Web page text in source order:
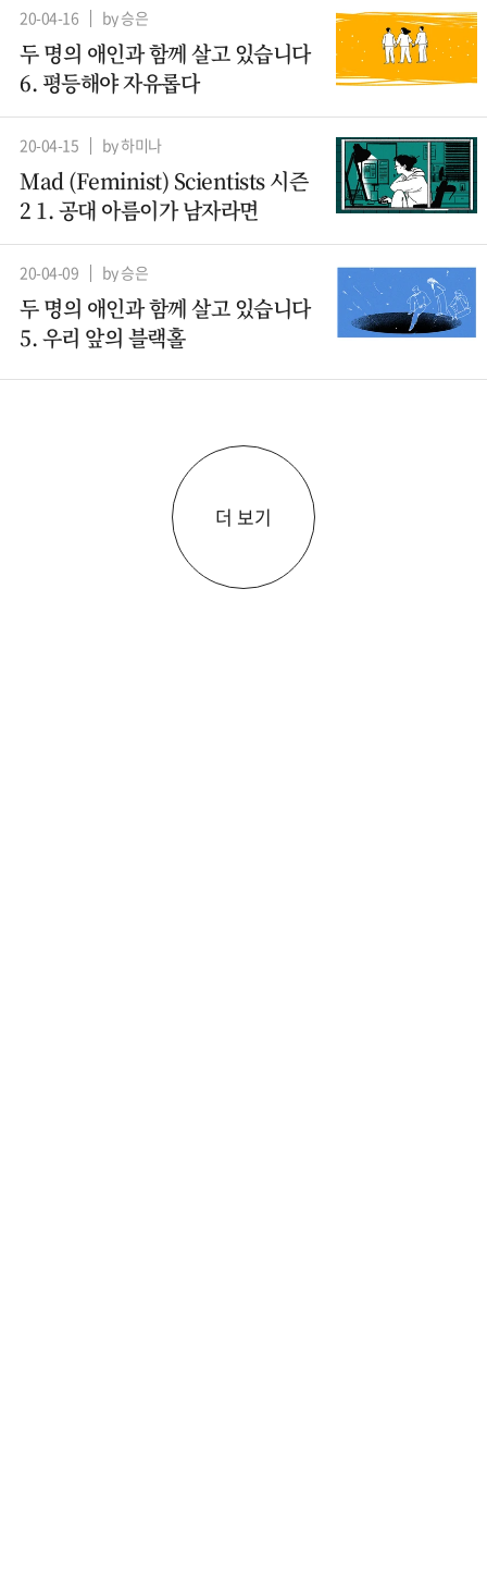
20-04-16 by 승은
두 명의 애인과 함께 살고 있습니다
6. 평등해야 자유롭다
20-04-15 by 하미나
Mad (Feminist) Scientists 시즌
2 1. 공대 아름이가 남자라면
20-04-09 by 승은
두 명의 애인과 함께 살고 있습니다
5. 우리 앞의 블랙홀
더 보기